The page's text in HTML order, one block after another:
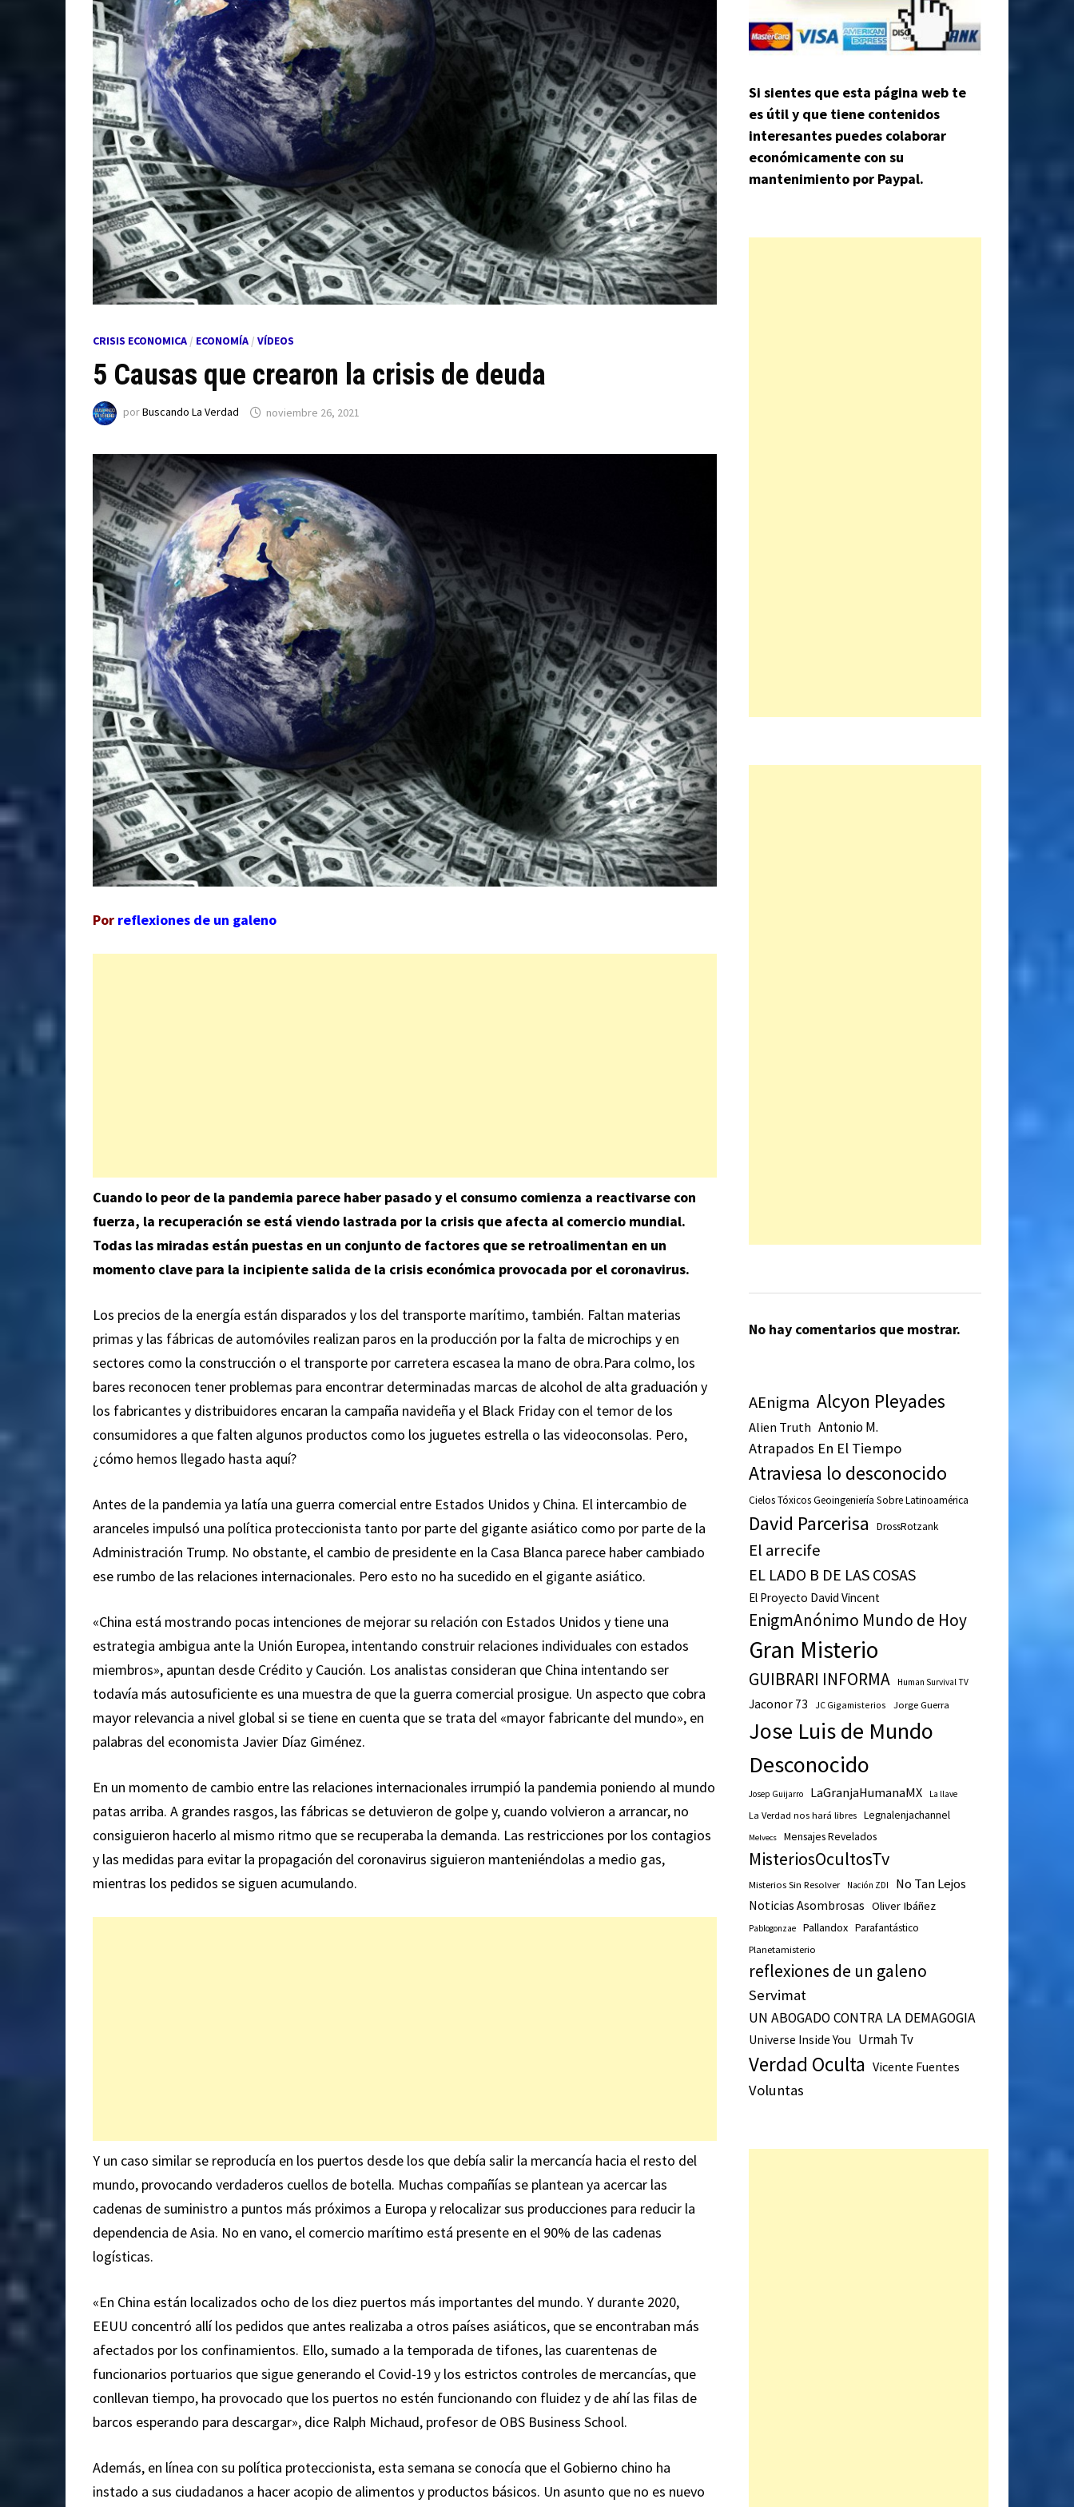
CRISIS ECONOMICA/ ECONOMÍA/ VÍDEOS
5 Causas que crearon la crisis de deuda
porBuscando La Verdad noviembre 26, 2021
Por reflexiones de un galeno
Cuando lo peor de la pandemia parece haber pasado y el consumo comienza a reactivarse con
fuerza, la recuperación se está viendo lastrada por la crisis que afecta al comercio mundial.
Todas las miradas están puestas en un conjunto de factores que se retroalimentan en un
momento clave para la incipiente salida de la crisis económica provocada por el coronavirus.
Los precios de la energía están disparados y los del transporte marítimo, también. Faltan materias
primas y las fábricas de automóviles realizan paros en la producción por la falta de microchips y en
sectores como la construcción o el transporte por carretera escasea la mano de obra.Para colmo, los
bares reconocen tener problemas para encontrar determinadas marcas de alcohol de alta graduación y
los fabricantes y distribuidores encaran la campaña navideña y el Black Friday con el temor de los
consumidores a que falten algunos productos como los juguetes estrella o las videoconsolas. Pero,
¿cómo hemos llegado hasta aquí?
Antes de la pandemia ya latía una guerra comercial entre Estados Unidos y China. El intercambio de
aranceles impulsó una política proteccionista tanto por parte del gigante asiático como por parte de la
Administración Trump. No obstante, el cambio de presidente en la Casa Blanca parece haber cambiado
ese rumbo de las relaciones internacionales. Pero esto no ha sucedido en el gigante asiático.
«China está mostrando pocas intenciones de mejorar su relación con Estados Unidos y tiene una
estrategia ambigua ante la Unión Europea, intentando construir relaciones individuales con estados
miembros», apuntan desde Crédito y Caución. Los analistas consideran que China intentando ser
todavía más autosuficiente es una muestra de que la guerra comercial prosigue. Un aspecto que cobra
mayor relevancia a nivel global si se tiene en cuenta que se trata del «mayor fabricante del mundo», en
palabras del economista Javier Díaz Giménez.
En un momento de cambio entre las relaciones internacionales irrumpió la pandemia poniendo al mundo
patas arriba. A grandes rasgos, las fábricas se detuvieron de golpe y, cuando volvieron a arrancar, no
consiguieron hacerlo al mismo ritmo que se recuperaba la demanda. Las restricciones por los contagios
y las medidas para evitar la propagación del coronavirus siguieron manteniéndolas a medio gas,
mientras los pedidos se siguen acumulando.
Y un caso similar se reproducía en los puertos desde los que debía salir la mercancía hacia el resto del
mundo, provocando verdaderos cuellos de botella. Muchas compañías se plantean ya acercar las
cadenas de suministro a puntos más próximos a Europa y relocalizar sus producciones para reducir la
dependencia de Asia. No en vano, el comercio marítimo está presente en el 90% de las cadenas
logísticas.
«En China están localizados ocho de los diez puertos más importantes del mundo. Y durante 2020,
EEUU concentró allí los pedidos que antes realizaba a otros países asiáticos, que se encontraban más
afectados por los confinamientos. Ello, sumado a la temporada de tifones, las cuarentenas de
funcionarios portuarios que sigue generando el Covid-19 y los estrictos controles de mercancías, que
conllevan tiempo, ha provocado que los puertos no estén funcionando con fluidez y de ahí las filas de
barcos esperando para descargar», dice Ralph Michaud, profesor de OBS Business School.
Además, en línea con su política proteccionista, esta semana se conocía que el Gobierno chino ha
instado a sus ciudadanos a hacer acopio de alimentos y productos básicos. Un asunto que no es nuevo
Si sientes que esta página web te
es útil y que tiene contenidos
interesantes puedes colaborar
económicamente con su
mantenimiento por Paypal.
No hay comentarios que mostrar.
AEnigma Alcyon Pleyades
Alien Truth Antonio M.
Atrapados En El Tiempo
Atraviesa lo desconocido
Cielos Tóxicos Geoingeniería Sobre Latinoamérica
David Parcerisa DrossRotzank
El arrecife
EL LADO B DE LAS COSAS
El Proyecto David Vincent
EnigmAnónimo Mundo de Hoy
Gran Misterio
GUIBRARI INFORMA Human Survival TV
Jaconor 73 JC Gigamisterios Jorge Guerra
Jose Luis de Mundo
Desconocido
Josep Guijarro LaGranjaHumanaMX La llave
La Verdad nos hará libres Legnalenjachannel
Melvecs Mensajes Revelados
MisteriosOcultosTv
Misterios Sin Resolver Nación ZDI No Tan Lejos
Noticias Asombrosas Oliver Ibáñez
Pablogonzae Pallandox Parafantástico
Planetamisterio
reflexiones de un galeno
Servimat
UN ABOGADO CONTRA LA DEMAGOGIA
Universe Inside You Urmah Tv
Verdad Oculta Vicente Fuentes
Voluntas